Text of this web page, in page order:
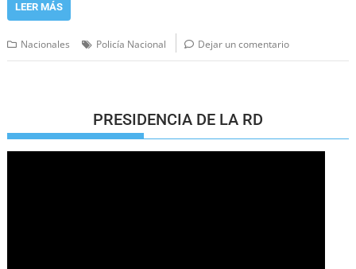
LEER MÁS
Nacionales Policía Nacional Dejar un comentario
PRESIDENCIA DE LA RD